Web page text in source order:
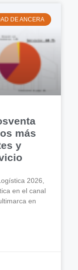
DE ANCERA
más
y
2026,
en el canal
en